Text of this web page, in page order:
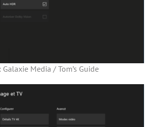
Galaxie Media / Tom’s Guide